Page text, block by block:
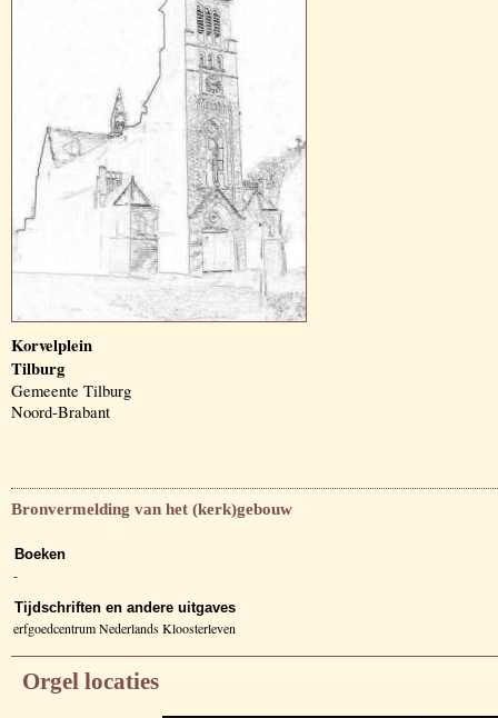
Korvelplein
Tilburg
Gemeente Tilburg
Noord-Brabant
Bronvermelding van het (kerk)gebouw
Boeken
-
Tijdschriften en andere uitgaves
erfgoedcentrum Nederlands Kloosterleven
Orgel locaties